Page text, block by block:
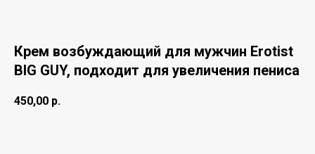
Крем возбуждающий для мужчин Erotist
BIG GUY, подходит для увеличения пениса
450,00 р.